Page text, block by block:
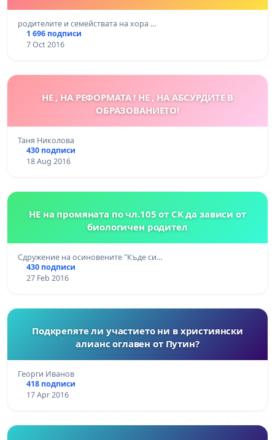
родителите и семействата на хора …
1 696 подписи
7 Oct 2016
НЕ , НА РЕФОРМАТА ! НЕ , НА АБСУРДИТЕ В
ОБРАЗОВАНИЕТО!
Таня Николова
430 подписи
18 Aug 2016
НЕ на промяната по чл.105 от СК да зависи от
биологичен родител
Сдружение на осиновените "Къде си…
430 подписи
27 Feb 2016
Подкрепяте ли участието ни в християнски
алианс оглавен от Путин?
Георги Иванов
418 подписи
17 Apr 2016